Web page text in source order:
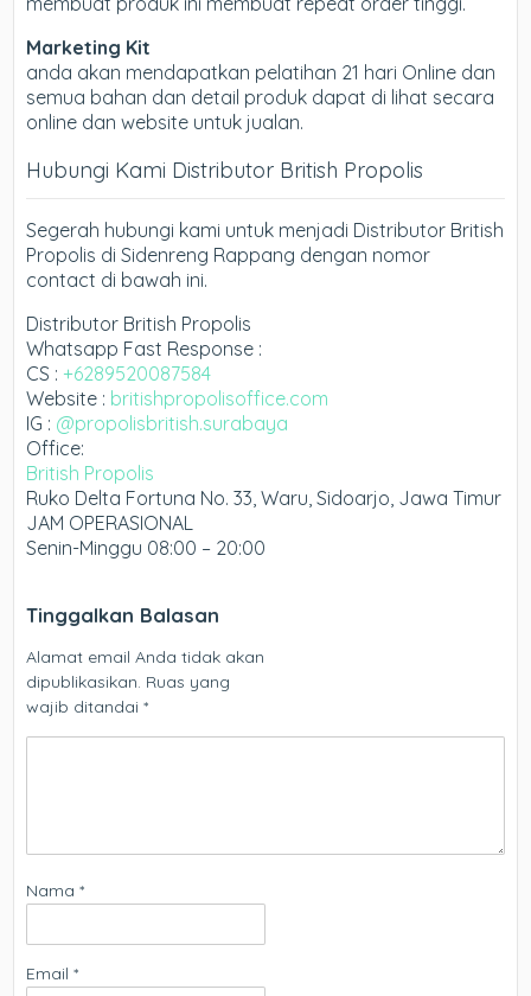
Marketing Kit
anda akan mendapatkan pelatihan 21 hari Online dan
semua bahan dan detail produk dapat di lihat secara
online dan website untuk jualan.
Hubungi Kami Distributor British Propolis
Segerah hubungi kami untuk menjadi Distributor British
Propolis di Sidenreng Rappang dengan nomor
contact di bawah ini.
Distributor British Propolis
Whatsapp Fast Response :
CS : +6289520087584
Website : britishpropolisoffice.com
IG : @propolisbritish.surabaya
Office:
British Propolis
Ruko Delta Fortuna No. 33, Waru, Sidoarjo, Jawa Timur
JAM OPERASIONAL
Senin-Minggu 08:00 – 20:00
Tinggalkan Balasan
Alamat email Anda tidak akan
dipublikasikan. Ruas yang
wajib ditandai*
Nama*
Email*